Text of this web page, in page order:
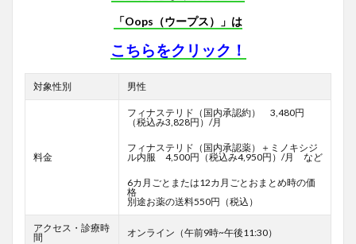
「Oops（ウープス）」は
こちらをクリック！
対象性別 男性
料金
フィナステリド（国内承認約） 3,480円
（税込み3,828円）/月
フィナステリド（国内承認薬）＋ミノキシジ
ル内服 4,500円（税込み4,950円）/月 など
6カ月ごとまたは12カ月ごとおまとめ時の価
格
別途お薬の送料550円（税込）
アクセス・診療時
間
オンライン（午前9時~午後11:30）